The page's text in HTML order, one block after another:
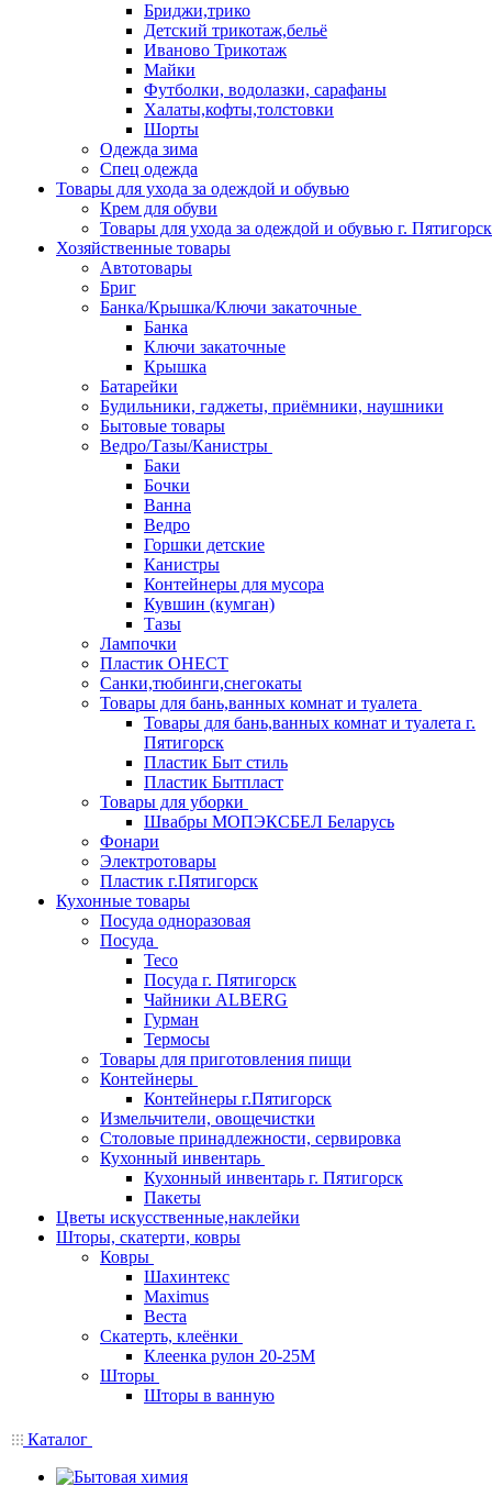
Бриджи,трико
Детский трикотаж,бельё
Иваново Трикотаж
Майки
Футболки, водолазки, сарафаны
Халаты,кофты,толстовки
Шорты
Одежда зима
Спец одежда
Товары для ухода за одеждой и обувью
Крем для обуви
Товары для ухода за одеждой и обувью г. Пятигорск
Хозяйственные товары
Автотовары
Бриг
Банка/Крышка/Ключи закаточные
Банка
Ключи закаточные
Крышка
Батарейки
Будильники, гаджеты, приёмники, наушники
Бытовые товары
Ведро/Тазы/Канистры
Баки
Бочки
Ванна
Ведро
Горшки детские
Канистры
Контейнеры для мусора
Кувшин (кумган)
Тазы
Лампочки
Пластик ОНЕСТ
Санки,тюбинги,снегокаты
Товары для бань,ванных комнат и туалета
Товары для бань,ванных комнат и туалета г.
Пятигорск
Пластик Быт стиль
Пластик Бытпласт
Товары для уборки
Швабры МОПЭКСБЕЛ Беларусь
Фонари
Электротовары
Пластик г.Пятигорск
Кухонные товары
Посуда одноразовая
Посуда
Teco
Посуда г. Пятигорск
Чайники ALBERG
Гурман
Термосы
Товары для приготовления пищи
Контейнеры
Контейнеры г.Пятигорск
Измельчители, овощечистки
Столовые принадлежности, сервировка
Кухонный инвентарь
Кухонный инвентарь г. Пятигорск
Пакеты
Цветы искусственные,наклейки
Шторы, скатерти, ковры
Ковры
Шахинтекс
Maximus
Веста
Скатерть, клеёнки
Клеенка рулон 20-25М
Шторы
Шторы в ванную
Каталог